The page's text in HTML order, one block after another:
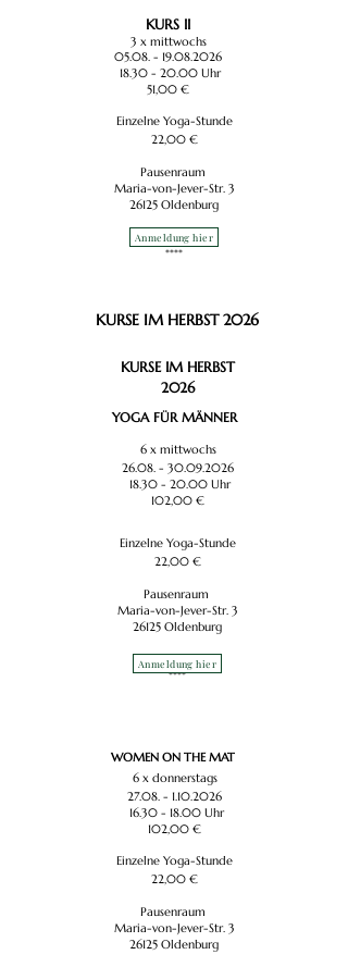
KURS II
3 x mittwochs
05.08. - 19.08.2026
18.30 - 20.00Uhr
51,00 €
Einzelne Yoga-Stunde
22,00 €
Pausenraum
Maria-von-Jever-Str. 3
26125 Oldenburg
****​
Anmeldung hier
KURSE IM HERBST 2026
KURSE IM HERBST
2026
YOGA FÜR MÄNNER
6 x mittwochs
26.08. - 30.09.2026
18.30 - 20.00Uhr
102,00 €
Einzelne Yoga-Stunde
22,00 €
Pausenraum
Maria-von-Jever-Str. 3
26125 Oldenburg
****​
Anmeldung hier
WOMEN ON THE MAT
6 x donnerstags
27.08. - 1.10.2026
16.30 - 18.00Uhr
102,00 €
Einzelne Yoga-Stunde
22,00 €
Pausenraum
Maria-von-Jever-Str. 3
26125 Oldenburg